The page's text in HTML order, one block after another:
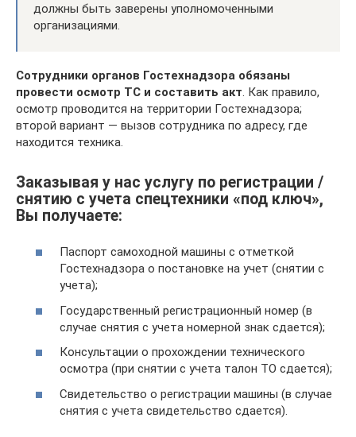
должны быть заверены уполномоченными
организациями.
Сотрудники органов Гостехнадзора обязаны
провести осмотр ТС и составить акт . Как правило,
осмотр проводится на территории Гостехнадзора;
второй вариант — вызов сотрудника по адресу, где
находится техника.
Заказывая у нас услугу по регистрации /
снятию с учета спецтехники «под ключ»,
Вы получаете:
Паспорт самоходной машины с отметкой
Гостехнадзора о постановке на учет (снятии с
учета);
Государственный регистрационный номер (в
случае снятия с учета номерной знак сдается);
Консультации о прохождении технического
осмотра (при снятии с учета талон ТО сдается);
Свидетельство о регистрации машины (в случае
снятия с учета свидетельство сдается).